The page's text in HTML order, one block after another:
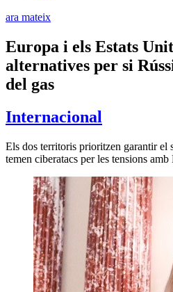
ara mateix
Europa i els Estats
alternatives per si
del gas
Internacional
Els dos territoris prioritzen garantir el
temen ciberatacs per les tensions amb